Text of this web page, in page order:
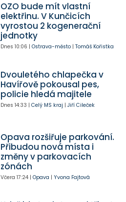
OZO bude mít vlastní
elektřinu. V Kunčicích
vyrostou 2 kogenerační
jednotky
Dnes 10:06 | Ostrava-město| Tomáš Kořistka
Dvouletého chlapečka v
Havířově pokousal pes,
policie hledá majitele
Dnes 14:33 | Celý MS kraj | Jiří Cileček
Opava rozšiřuje parkování.
Přibudou nová místa i
změny v parkovacích
zónách
Včera 17:24| Opava | Yvona Fajtová